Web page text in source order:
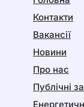
Контакти
Вакансії
Новини
Про нас
Публічні